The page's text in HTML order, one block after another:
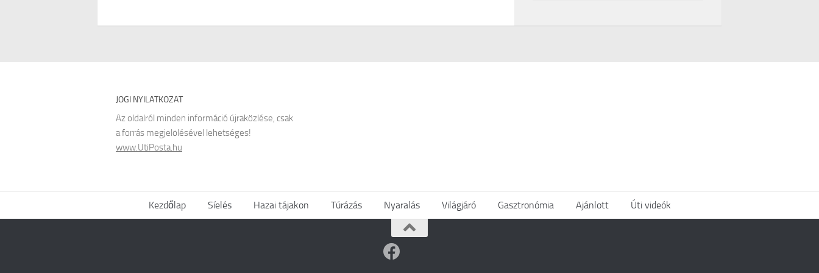
JOGI NYILATKOZAT
Az oldalról minden információ újraközlése, csak
a forrás megjelölésével lehetséges!
www.UtiPosta.hu
Kezdőlap Síelés Hazai tájakon Túrázás Nyaralás Világjáró Gasztronómia Ajánlott Úti videók